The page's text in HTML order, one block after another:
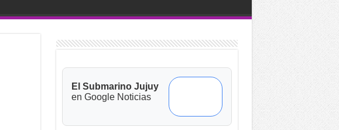
El Submarino Jujuy
en Google Noticias